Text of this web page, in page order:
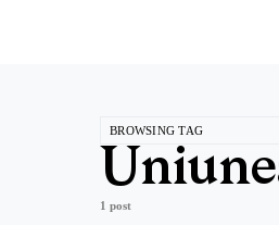
BROWSING TAG
1 post